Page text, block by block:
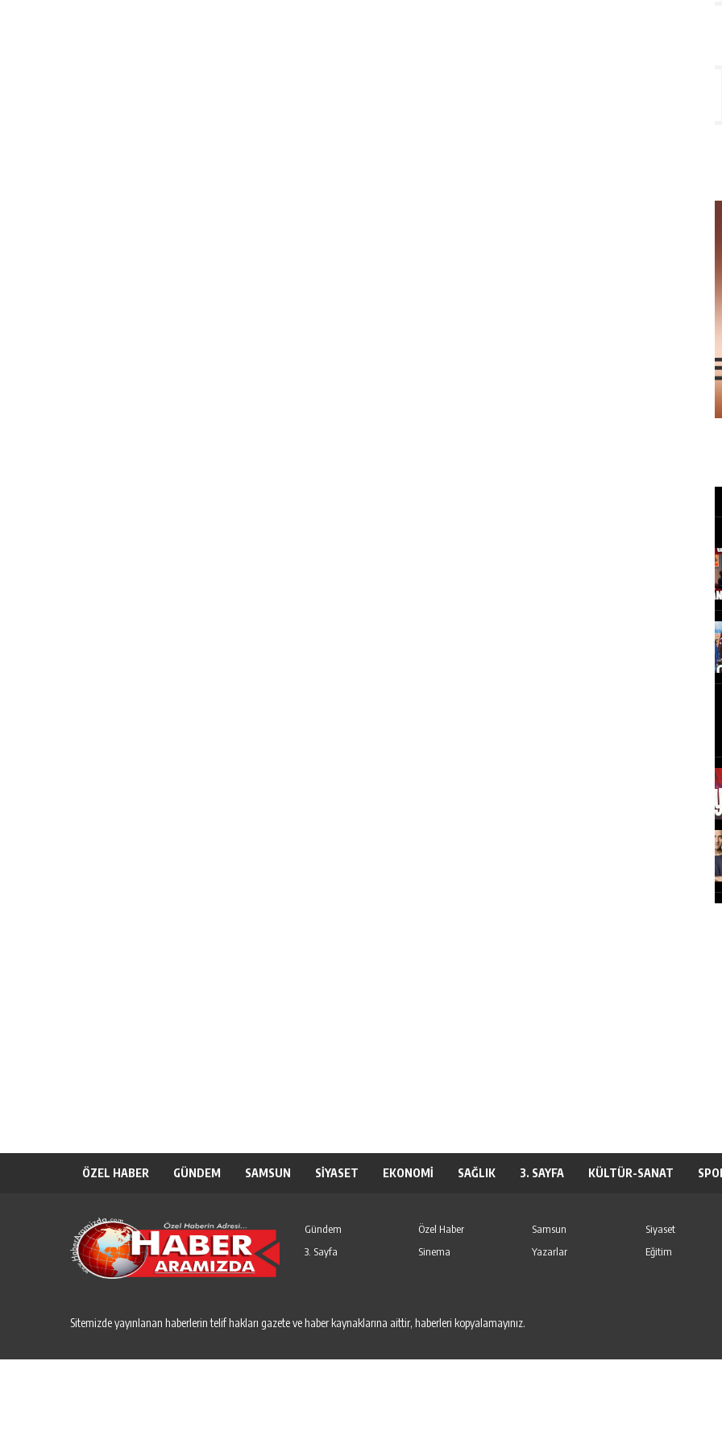
ÖZEL HABER GÜNDEM SAMSUN SİYASET EKONOMİ SAĞLIK 3. SAYFA KÜLTÜR-SANAT
Gündem Özel Haber Samsun Siyaset
3. Sayfa
Sinema Yazarlar Eğitim
Sitemizde yayınlanan haberlerin telif hakları gazete ve haber kaynaklarına aittir, haberleri kopyalamayınız.